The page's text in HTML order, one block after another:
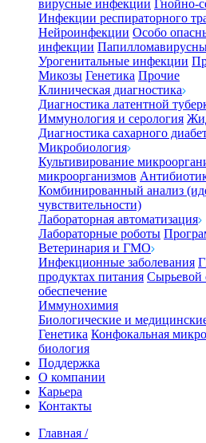
вирусные инфекции Гнойно-
Инфекции респираторного
Нейроинфекции Особо
инфекции
Урогенитальные инфекции
Микозы Генетика Прочие
Клиническая диагностика
Диагностика латентной
Иммунология и серология
Диагностика сахарного
Микробиология
Культивирование
микроорганизмов
Комбинированный анализ
чувствительности)
Лабораторная автоматизация
Лабораторные роботы
Ветеринария и ГМО
Инфекционные заболевания
продуктах питания Сырьевой
обеспечение
Иммунохимия
Биологические и
Генетика Конфокальная
биология
Поддержка
О компании
Карьера
Контакты
Главная /